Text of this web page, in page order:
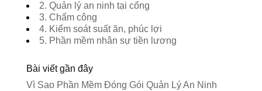
2. Quản lý an ninh tại cổng
3. Chấm công
4. Kiểm soát suất ăn, phúc lợi
5. Phần mềm nhân sự tiền lương
Bài viết gần đây
Vì Sao Phần Mềm Đóng Gói Quản Lý An Ninh